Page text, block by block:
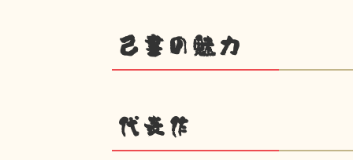
己書の魅力
代表作